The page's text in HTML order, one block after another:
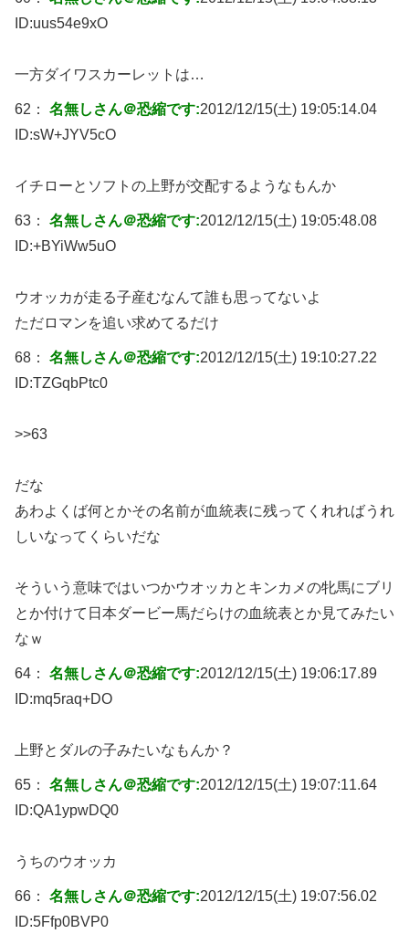
ID:uus54e9xO
一方ダイワスカーレットは…
62： 名無しさん＠恐縮です:2012/12/15(土) 19:05:14.04
ID:sW+JYV5cO
イチローとソフトの上野が交配するようなもんか
63： 名無しさん＠恐縮です:2012/12/15(土) 19:05:48.08
ID:+BYiWw5uO
ウオッカが走る子産むなんて誰も思ってないよ
ただロマンを追い求めてるだけ
68： 名無しさん＠恐縮です:2012/12/15(土) 19:10:27.22
ID:TZGqbPtc0
>>63
だな
あわよくば何とかその名前が血統表に残ってくれればうれ
しいなってくらいだな
そういう意味ではいつかウオッカとキンカメの牝馬にブリ
とか付けて日本ダービー馬だらけの血統表とか見てみたい
なｗ
64： 名無しさん＠恐縮です:2012/12/15(土) 19:06:17.89
ID:mq5raq+DO
上野とダルの子みたいなもんか？
65： 名無しさん＠恐縮です:2012/12/15(土) 19:07:11.64
ID:QA1ypwDQ0
うちのウオッカ
66： 名無しさん＠恐縮です:2012/12/15(土) 19:07:56.02
ID:5Ffp0BVP0